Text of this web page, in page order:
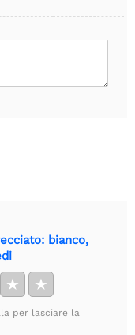
bianco,
★ ★
per lasciare la